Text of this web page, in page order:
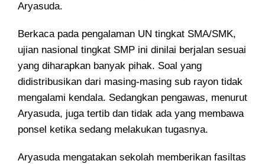
Aryasuda.
Berkaca pada pengalaman UN tingkat SMA/SMK,
ujian nasional tingkat SMP ini dinilai berjalan sesuai
yang diharapkan banyak pihak. Soal yang
didistribusikan dari masing-masing sub rayon tidak
mengalami kendala. Sedangkan pengawas, menurut
Aryasuda, juga tertib dan tidak ada yang membawa
ponsel ketika sedang melakukan tugasnya.
Aryasuda mengatakan sekolah memberikan fasiltas